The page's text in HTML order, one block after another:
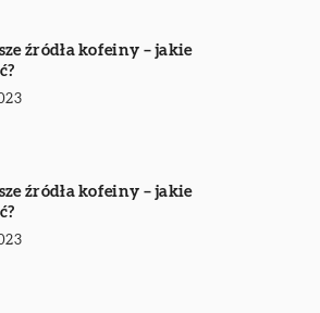
źródła kofeiny – jakie
źródła kofeiny – jakie